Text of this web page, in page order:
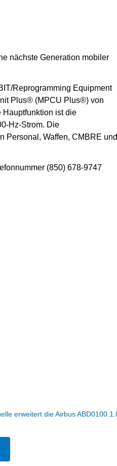
nächste Generation mobiler
Reprogramming Equipment
Plus® (MPCU Plus®) von
Hauptfunktion ist die
Hz-Strom. Die
Personal, Waffen, CMBRE und
(850) 678-9747